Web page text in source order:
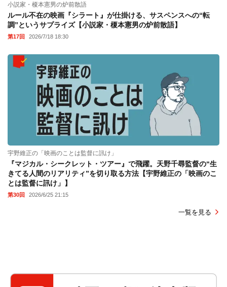
小説家・榎本憲男の炉前散語
ルール不在の映画『シラート』が仕掛ける、サスペンスへの“転
調”というサプライズ【小説家・榎本憲男の炉前散語】
第17回 2026/7/18 18:30
宇野維正の「映画のことは監督に訊け」
『マジカル・シークレット・ツアー』で飛躍。天野千尋監督の“生
きてる人間のリアリティ”を切り取る方法【宇野維正の「映画のこ
とは監督に訊け」】
第30回 2026/6/25 21:15
一覧を見る